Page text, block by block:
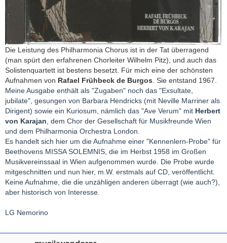
Die Leistung des Philharmonia Chorus ist in der Tat überragend
(man spürt den erfahrenen Chorleiter Wilhelm Pitz), und auch das
Solistenquartett ist bestens besetzt. Für mich eine der schönsten
Aufnahmen von Rafael Frühbeck de Burgos . Sie entstand 1967.
Meine Ausgabe enthält als "Zugaben" noch das "Exsultate,
jubilate", gesungen von Barbara Hendricks (mit Neville Marriner als
Dirigent) sowie ein Kuriosum, nämlich das "Ave Verum" mit Herbert
von Karajan , dem Chor der Gesellschaft für Musikfreunde Wien
und dem Philharmonia Orchestra London.
Es handelt sich hier um die Aufnahme einer "Kennenlern-Probe" für
Beethovens MISSA SOLEMNIS, die im Herbst 1958 im Großen
Musikvereinssaal in Wien aufgenommen wurde. Die Probe wurde
mitgeschnitten und nun hier, m.W. erstmals auf CD, veröffentlicht.
Keine Aufnahme, die die unzähligen anderen überragt (wie auch?),
aber historisch von Interesse.
LG Nemorino